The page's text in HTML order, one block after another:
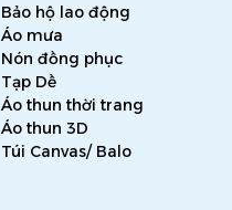
Bảo hộ lao động
Áo mưa
Nón đồng phục
Tạp Dề
Áo thun thời trang
Áo thun 3D
Túi Canvas/ Balo